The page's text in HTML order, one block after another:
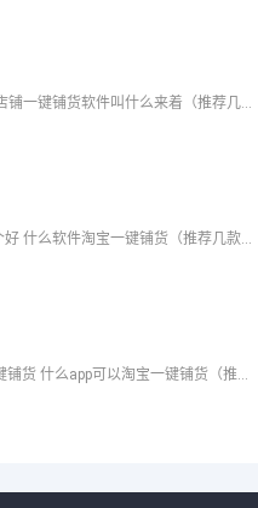
爱用科技将为大家分享淘宝店铺一键铺货软件叫什么来着（推荐几款实用的淘宝店铺管理软件）, 淘宝店铺一键铺货软件叫什么来着（推荐几款实用的淘宝店铺管理软件） 扫一扫添加客服 服务热线 等内容，希望可以帮助
爱用科技将为大家分享什么软件淘宝一键铺货（推荐几款实用的淘宝铺货软件）,淘宝一键铺货软件哪个好 什么软件淘宝一键铺货（推荐几款实用的淘宝铺货软件） 扫一扫添加客服 服务热线 等内容，希望可以帮助你解决
爱用科技将为大家分享什么app可以淘宝一键铺货（推荐几款实用的淘宝铺货app）,淘宝用什么软件一键铺货 什么app可以淘宝一键铺货（推荐几款实用的淘宝铺货app） 扫一扫添加客服 服务热线 等内容，希